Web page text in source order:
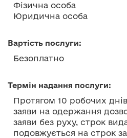
Фізична особа
Юридична особа
Вартість послуги:
Безоплатно
Термін надання послуги:
Протягом 10 робочих
заяви на одержання
заяви без руху, строк
подовжується на строк